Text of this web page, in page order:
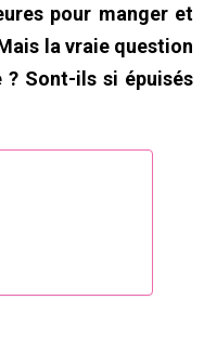
pour manger et
la vraie question
Sont-ils si épuisés